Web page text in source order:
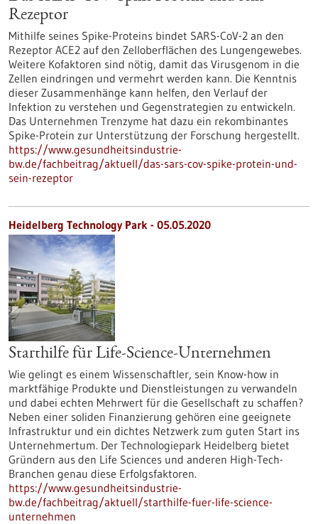
Rezeptor
Mithilfe seines Spike-Proteins bindet SARS-CoV-2 an den
Rezeptor ACE2 auf den Zelloberflächen des Lungengewebes.
Weitere Kofaktoren sind nötig, damit das Virusgenom in die
Zellen eindringen und vermehrt werden kann. Die Kenntnis
dieser Zusammenhänge kann helfen, den Verlauf der
Infektion zu verstehen und Gegenstrategien zu entwickeln.
Das Unternehmen Trenzyme hat dazu ein rekombinantes
Spike-Protein zur Unterstützung der Forschung hergestellt.
https://www.gesundheitsindustrie-
bw.de/fachbeitrag/aktuell/das-sars-cov-spike-protein-und-
sein-rezeptor
Heidelberg Technology Park - 05.05.2020
Starthilfe für Life-Science-Unternehmen
Wie gelingt es einem Wissenschaftler, sein Know-how in
marktfähige Produkte und Dienstleistungen zu verwandeln
und dabei echten Mehrwert für die Gesellschaft zu schaffen?
Neben einer soliden Finanzierung gehören eine geeignete
Infrastruktur und ein dichtes Netzwerk zum guten Start ins
Unternehmertum. Der Technologiepark Heidelberg bietet
Gründern aus den Life Sciences und anderen High-Tech-
Branchen genau diese Erfolgsfaktoren.
https://www.gesundheitsindustrie-
bw.de/fachbeitrag/aktuell/starthilfe-fuer-life-science-
unternehmen